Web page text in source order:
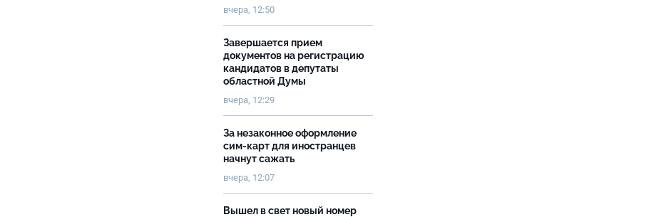
вчера, 12:50
Завершается прием
документов на регистрацию
кандидатов в депутаты
областной Думы
вчера, 12:29
За незаконное оформление
сим-карт для иностранцев
начнут сажать
вчера, 12:07
Вышел в свет новый номер